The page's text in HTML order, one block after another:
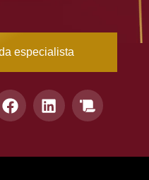
especialista